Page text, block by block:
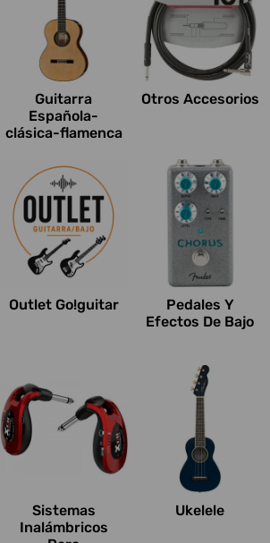
Guitarra
Española-
clásica-flamenca
Otros Accesorios
Outlet Go!guitar
Pedales Y
Efectos De Bajo
Sistemas
Inalámbricos
Ukelele